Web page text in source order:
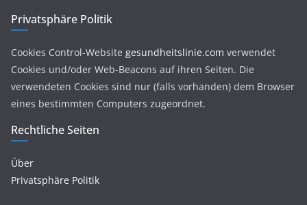
Privatsphäre Politik
Cookies Control-Website gesundheitslinie.com verwendet
Cookies und/oder Web-Beacons auf ihren Seiten. Die
verwendeten Cookies sind nur (falls vorhanden) dem Browser
eines bestimmten Computers zugeordnet.
Rechtliche Seiten
Über
Privatsphäre Politik